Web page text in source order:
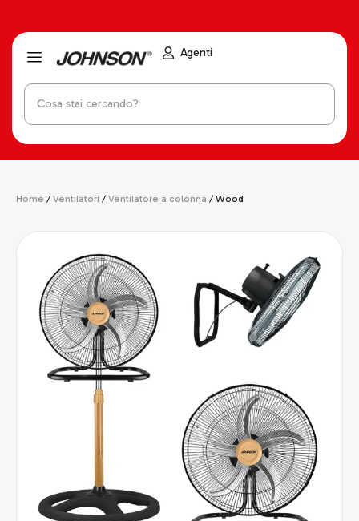
Agenti
Home /Ventilatori /Ventilatore a colonna / Wood